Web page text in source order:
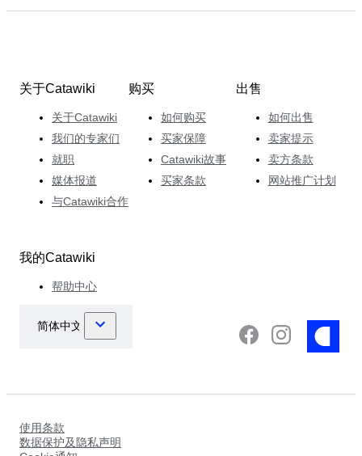
关于Catawiki
关于Catawiki
我们的专家们
就职
媒体报道
与Catawiki合作
购买
如何购买
买家保障
Catawiki故事
买家条款
出售
如何出售
卖家提示
卖方条款
网站推广计划
我的Catawiki
帮助中心
使用条款
数据保护及隐私声明